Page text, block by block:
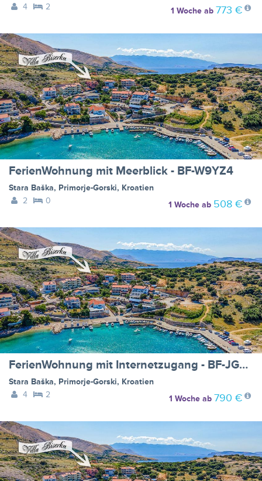
4
2 1 Wocheab 773 €
FerienWohnung mit Meerblick - BF-W9YZ4
Stara Baška, Primorje-Gorski, Kroatien
2
0 1 Wocheab 508 €
FerienWohnung mit Internetzugang - BF-JGYF8
Stara Baška, Primorje-Gorski, Kroatien
4
2 1 Wocheab 790 €